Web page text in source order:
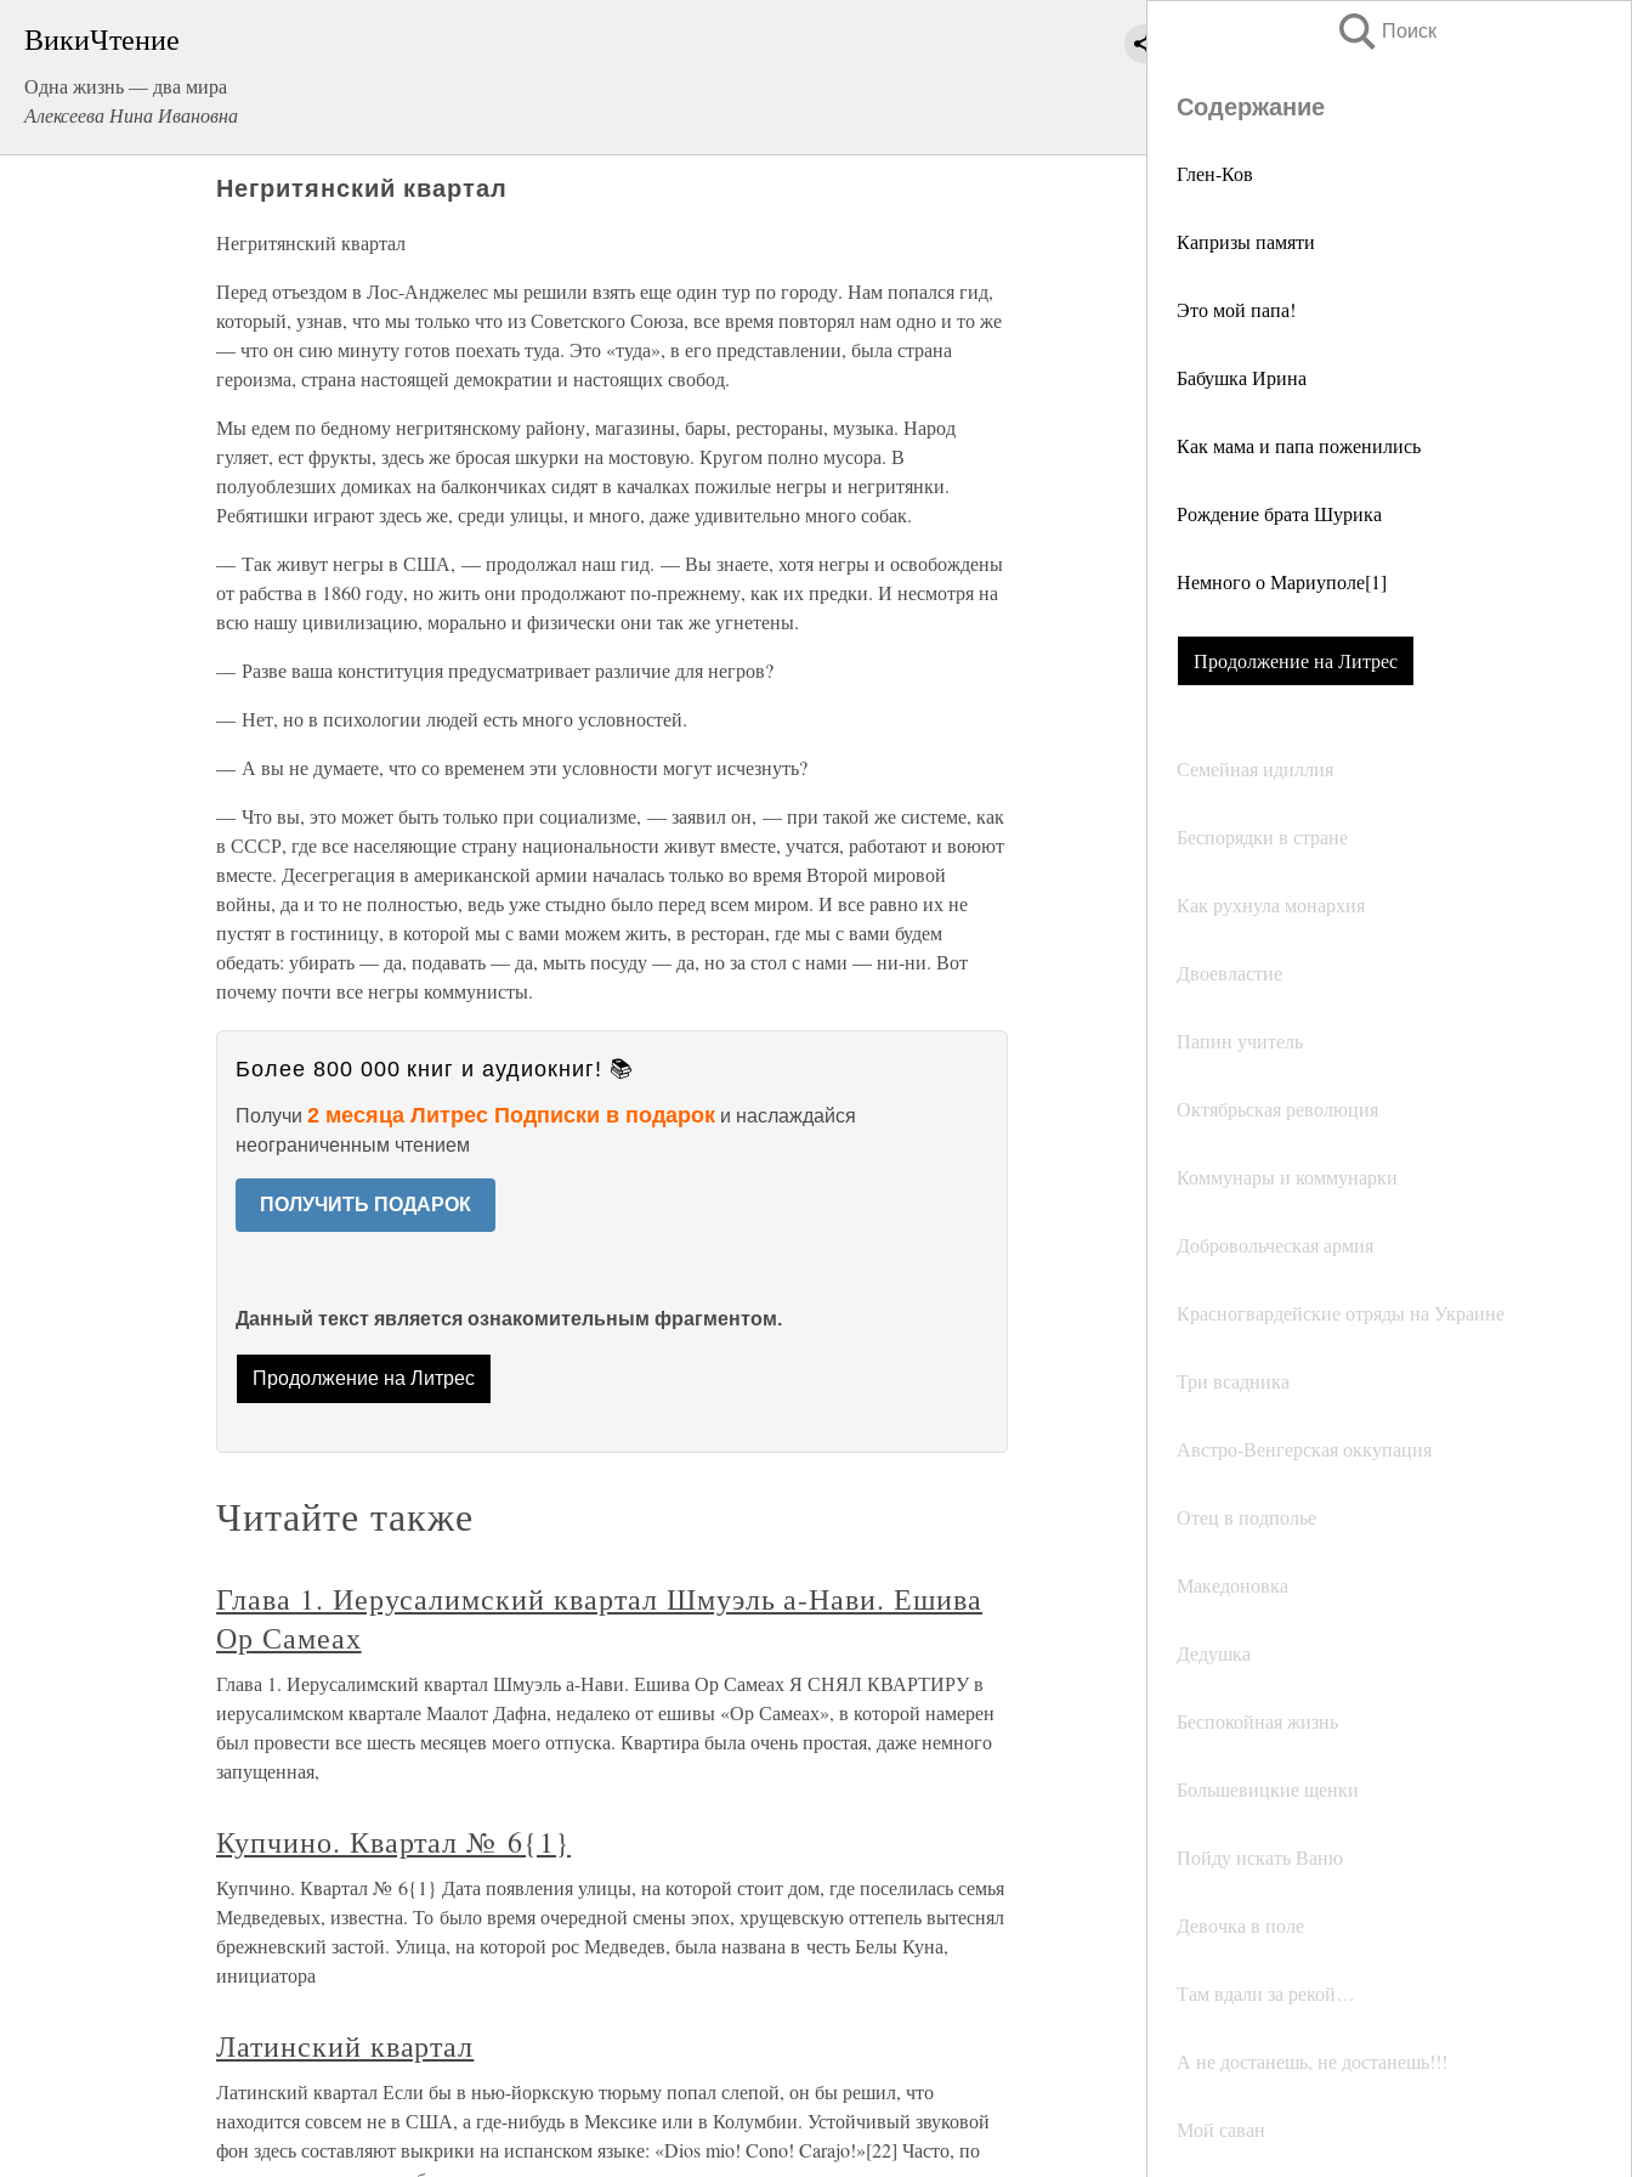
ВикиЧтение
Одна жизнь — два мира
Алексеева Нина Ивановна
Поиск
Содержание
Глен-Ков
Капризы памяти
Это мой папа!
Бабушка Ирина
Как мама и папа поженились
Рождение брата Шурика
Немного о Мариуполе[1]
Продолжение на Литрес
Семейная идиллия
Беспорядки в стране
Как рухнула монархия
Двоевластие
Папин учитель
Октябрьская революция
Коммунары и коммунарки
Добровольческая армия
Красногвардейские отряды на Украине
Три всадника
Австро-Венгерская оккупация
Отец в подполье
Македоновка
Дедушка
Беспокойная жизнь
Большевицкие щенки
Пойду искать Ваню
Девочка в поле
Там вдали за рекой…
А не достанешь, не достанешь!!!
Мой саван
Негритянский квартал
Негритянский квартал
Перед отъездом в Лос-Анджелес мы решили взять еще один тур по городу. Нам попался гид,
который, узнав, что мы только что из Советского Союза, все время повторял нам одно и то же
— что он сию минуту готов поехать туда. Это «туда», в его представлении, была страна
героизма, страна настоящей демократии и настоящих свобод.
Мы едем по бедному негритянскому району, магазины, бары, рестораны, музыка. Народ
гуляет, ест фрукты, здесь же бросая шкурки на мостовую. Кругом полно мусора. В
полуоблезших домиках на балкончиках сидят в качалках пожилые негры и негритянки.
Ребятишки играют здесь же, среди улицы, и много, даже удивительно много собак.
— Так живут негры в США, — продолжал наш гид. — Вы знаете, хотя негры и освобождены
от рабства в 1860 году, но жить они продолжают по-прежнему, как их предки. И несмотря на
всю нашу цивилизацию, морально и физически они так же угнетены.
— Разве ваша конституция предусматривает различие для негров?
— Нет, но в психологии людей есть много условностей.
— А вы не думаете, что со временем эти условности могут исчезнуть?
— Что вы, это может быть только при социализме, — заявил он, — при такой же системе, как
в СССР, где все населяющие страну национальности живут вместе, учатся, работают и воюют
вместе. Десегрегация в американской армии началась только во время Второй мировой
войны, да и то не полностью, ведь уже стыдно было перед всем миром. И все равно их не
пустят в гостиницу, в которой мы с вами можем жить, в ресторан, где мы с вами будем
обедать: убирать — да, подавать — да, мыть посуду — да, но за стол с нами — ни-ни. Вот
почему почти все негры коммунисты.
Более 800 000 книг и аудиокниг! 📚
Получи 2 месяца Литрес Подписки в подарок и наслаждайся
неограниченным чтением
ПОЛУЧИТЬ ПОДАРОК
Данный текст является ознакомительным фрагментом.
Продолжение на Литрес
Читайте также
Глава 1. Иерусалимский квартал Шмуэль а-Нави. Ешива
Ор Самеах
Глава 1. Иерусалимский квартал Шмуэль а-Нави. Ешива Ор Самеах Я СНЯЛ КВАРТИРУ в
иерусалимском квартале Маалот Дафна, недалеко от ешивы «Ор Самеах», в которой намерен
был провести все шесть месяцев моего отпуска. Квартира была очень простая, даже немного
запущенная,
Купчино. Квартал № 6{1}
Купчино. Квартал № 6{1} Дата появления улицы, на которой стоит дом, где поселилась семья
Медведевых, известна. То было время очередной смены эпох, хрущевскую оттепель вытеснял
брежневский застой. Улица, на которой рос Медведев, была названа в честь Белы Куна,
инициатора
Латинский квартал
Латинский квартал Если бы в нью-йоркскую тюрьму попал слепой, он бы решил, что
находится совсем не в США, а где-нибудь в Мексике или в Колумбии. Устойчивый звуковой
фон здесь составляют выкрики на испанском языке: «Dios mio! Cono! Carajo!»[22] Часто, по